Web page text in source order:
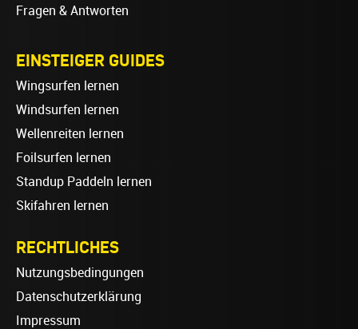
Fragen & Antworten
EINSTEIGER GUIDES
Wingsurfen lernen
Windsurfen lernen
Wellenreiten lernen
Foilsurfen lernen
Standup Paddeln lernen
Skifahren lernen
RECHTLICHES
Nutzungsbedingungen
Datenschutzerklärung
Impressum